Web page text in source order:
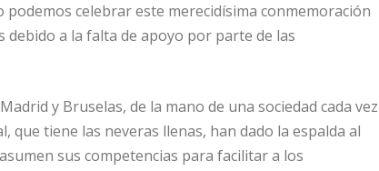
celebrar este merecidísima conmemoración
a la falta de apoyo por parte de las
y Bruselas, de la mano de una sociedad cada vez
tiene las neveras llenas, han dado la espalda al
sus competencias para facilitar a los